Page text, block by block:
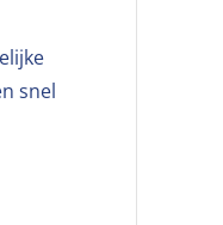
snel